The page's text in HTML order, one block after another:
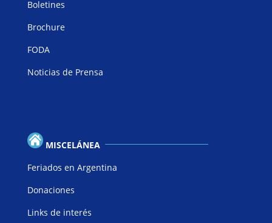
Boletines
Brochure
FODA
Noticias de Prensa
MISCELÁNEA
Feriados en Argentina
Donaciones
Links de interés